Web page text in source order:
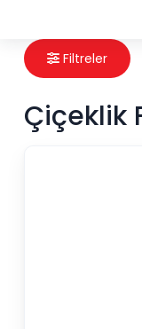
Filtreler
Çiçeklik